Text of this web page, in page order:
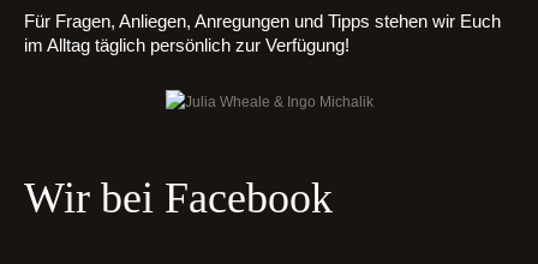
Für Fragen, Anliegen, Anregungen und Tipps stehen wir Euch
im Alltag täglich persönlich zur Verfügung!
Wir bei Facebook